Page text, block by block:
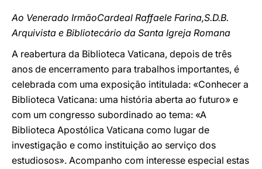
Ao Venerado IrmãoCardeal Raffaele Farina,S.D.B.
Arquivista e Bibliotecário da Santa Igreja Romana
A reabertura da Biblioteca Vaticana, depois de três
anos de encerramento para trabalhos importantes, é
celebrada com uma exposição intitulada: «Conhecer a
Biblioteca Vaticana: uma história aberta ao futuro» e
com um congresso subordinado ao tema: «A
Biblioteca Apostólica Vaticana como lugar de
investigação e como instituição ao serviço dos
estudiosos». Acompanho com interesse especial estas